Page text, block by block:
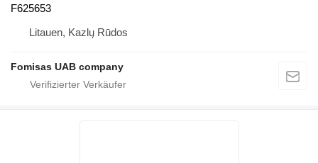
F625653
Litauen, Kazlų Rūdos
Fomisas UAB company